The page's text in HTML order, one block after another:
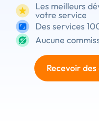
Les meilleurs
votre service
Des services
Aucune
Recevoir